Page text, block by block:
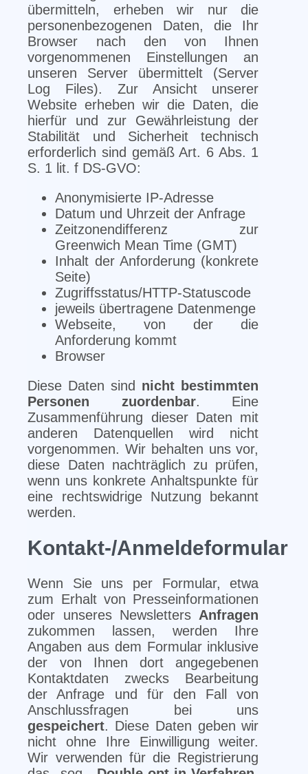
übermitteln, erheben wir nur die
personenbezogenen Daten, die Ihr
Browser nach den von Ihnen
vorgenommenen Einstellungen an
unseren Server übermittelt (Server
Log Files). Zur Ansicht unserer
Website erheben wir die Daten, die
hierfür und zur Gewährleistung der
Stabilität und Sicherheit technisch
erforderlich sind gemäß Art. 6 Abs. 1
S. 1 lit. f DS-GVO:
Anonymisierte IP-Adresse
Datum und Uhrzeit der Anfrage
Zeitzonendifferenz zur
Greenwich Mean Time (GMT)
Inhalt der Anforderung (konkrete
Seite)
Zugriffsstatus/HTTP-Statuscode
jeweils übertragene Datenmenge
Webseite, von der die
Anforderung kommt
Browser
Diese Daten sind nicht bestimmten
Personen zuordenbar. Eine
Zusammenführung dieser Daten mit
anderen Datenquellen wird nicht
vorgenommen. Wir behalten uns vor,
diese Daten nachträglich zu prüfen,
wenn uns konkrete Anhaltspunkte für
eine rechtswidrige Nutzung bekannt
werden.
Kontakt-/Anmeldeformular
Wenn Sie uns per Formular, etwa
zum Erhalt von Presseinformationen
oder unseres Newsletters Anfragen
zukommen lassen, werden Ihre
Angaben aus dem Formular inklusive
der von Ihnen dort angegebenen
Kontaktdaten zwecks Bearbeitung
der Anfrage und für den Fall von
Anschlussfragen bei uns
gespeichert. Diese Daten geben wir
nicht ohne Ihre Einwilligung weiter.
Wir verwenden für die Registrierung